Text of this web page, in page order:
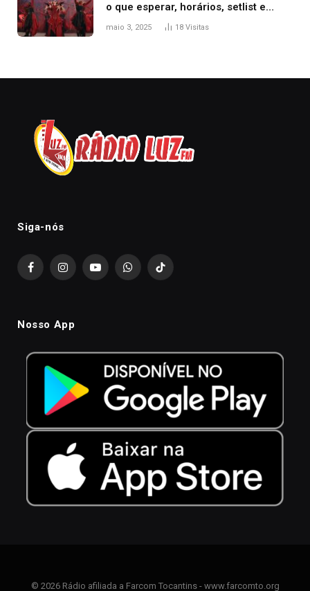
o que esperar, horários, setlist e
onde assistir
maio 3, 2025 18 Visitas
Siga-nós
FacebookInstagramYouTubeWhatsAppTikTok
Nosso App
© 2026 Rádio afiliada a Farcom Tocantins - www.farcomto.org